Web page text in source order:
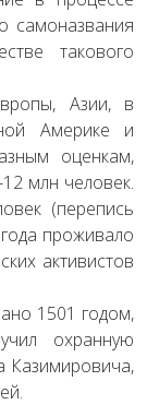
самоназвания
такового
Азии, в
Америке и
оценкам,
млн человек.
(перепись
проживало
активистов
1501 годом,
охранную
Казимировича,